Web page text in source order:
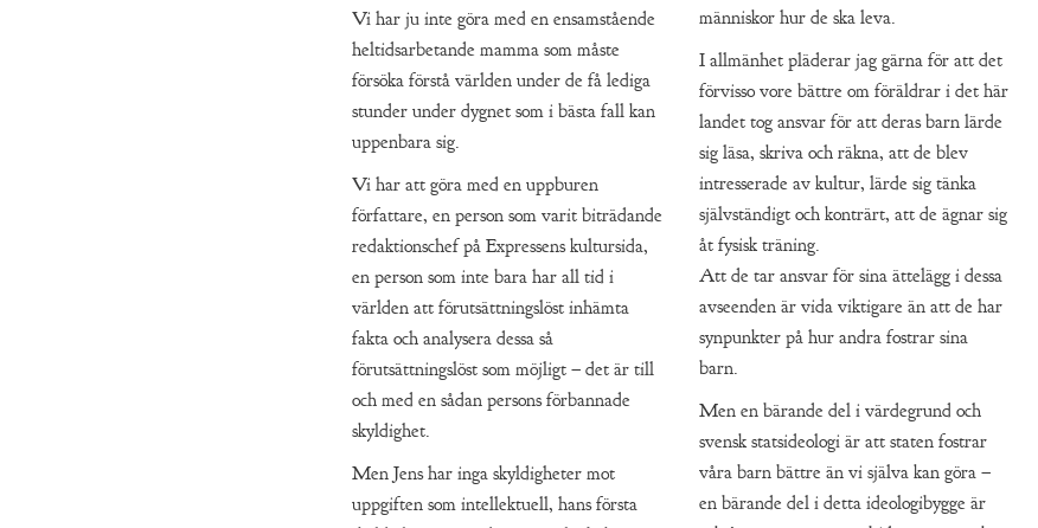
Vi har ju inte göra med en ensamstående
heltidsarbetande mamma som måste
försöka förstå världen under de få lediga
stunder under dygnet som i bästa fall kan
uppenbara sig.
Vi har att göra med en uppburen
författare, en person som varit biträdande
redaktionschef på Expressens kultursida,
en person som inte bara har all tid i
världen att förutsättningslöst inhämta
fakta och analysera dessa så
förutsättningslöst som möjligt – det är till
och med en sådan persons förbannade
skyldighet.
Men Jens har inga skyldigheter mot
uppgiften som intellektuell, hans första
människor hur de ska leva.
I allmänhet pläderar jag gärna för att det
förvisso vore bättre om föräldrar i det här
landet tog ansvar för att deras barn lärde
sig läsa, skriva och räkna, att de blev
intresserade av kultur, lärde sig tänka
självständigt och konträrt, att de ägnar sig
åt fysisk träning.
Att de tar ansvar för sina ättelägg i dessa
avseenden är vida viktigare än att de har
synpunkter på hur andra fostrar sina
barn.
Men en bärande del i värdegrund och
svensk statsideologi är att staten fostrar
våra barn bättre än vi själva kan göra –
en bärande del i detta ideologibygge är